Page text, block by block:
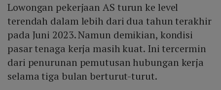
Lowongan pekerjaan AS turun ke level
terendah dalam lebih dari dua tahun terakhir
pada Juni 2023. Namun demikian, kondisi
pasar tenaga kerja masih kuat. Ini tercermin
dari penurunan pemutusan hubungan kerja
selama tiga bulan berturut-turut.